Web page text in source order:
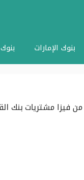
بنوك الإمارات
فيزا مشتريات بنك